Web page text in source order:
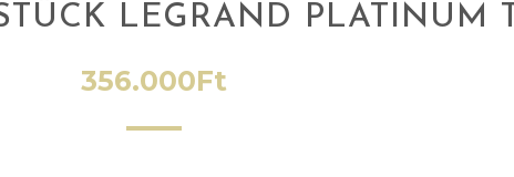
LEGRAND PLATINUM
356.000Ft